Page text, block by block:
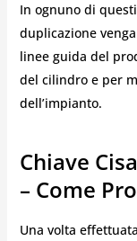
In ognuno di
duplicazione
linee guida del
del cilindro e per
dell’impianto.
Chiave
– Come
Una volta